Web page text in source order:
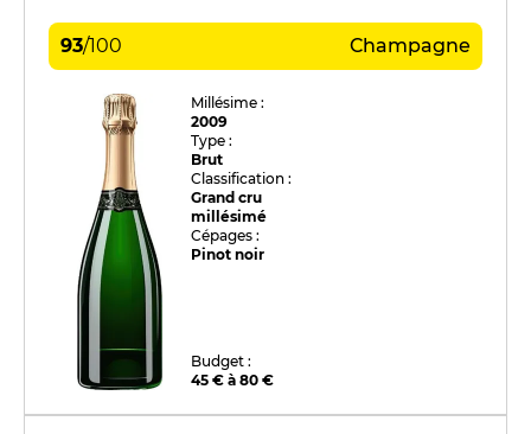
93/100 Champagne
Millésime :
2009
Type :
Brut
Classification :
Grand cru
millésimé
Cépages :
Pinot noir
Budget :
45 € à 80 €